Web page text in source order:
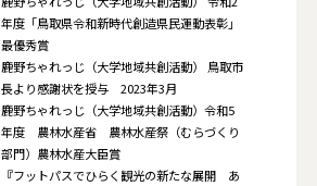
年度「鳥取県令和新時代創造県民運動表彰」
最優秀賞
鹿野ちゃれっじ（大学地域共創活動） 鳥取市
長より感謝状を授与 2023年3月
鹿野ちゃれっじ（大学地域共創活動）令和5
年度 農林水産省 農林水産祭（むらづくり
部門）農林水産大臣賞
『フットパスでひらく観光の新たな展開 あ